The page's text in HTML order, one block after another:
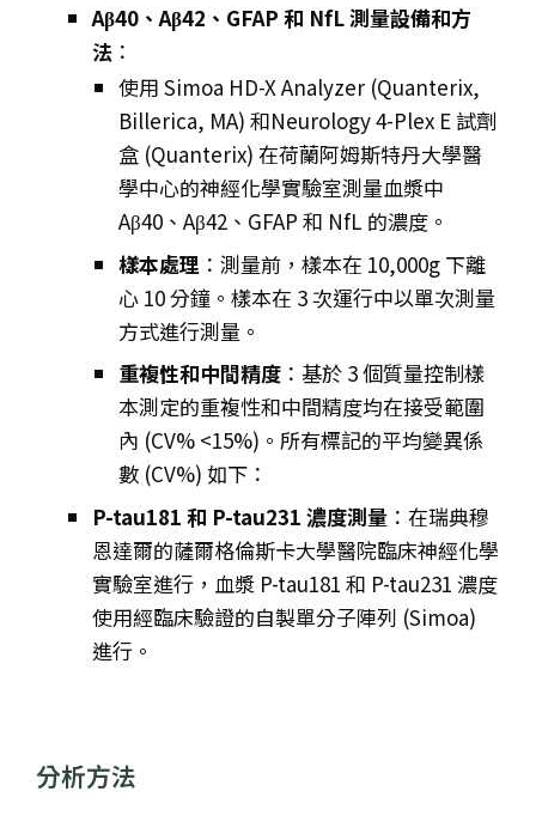
Aβ40、Aβ42、GFAP 和 NfL 測量設備和方
法 ：
使用 Simoa HD-X Analyzer (Quanterix,
Billerica, MA) 和Neurology 4-Plex E 試劑
盒 (Quanterix) 在荷蘭阿姆斯特丹大學醫
學中心的神經化學實驗室測量血漿中
Aβ40、Aβ42、GFAP 和 NfL 的濃度。
樣本處理 ：測量前，樣本在 10,000g 下離
心 10 分鐘。樣本在 3 次運行中以單次測量
方式進行測量。
重複性和中間精度 ：基於 3 個質量控制樣
本測定的重複性和中間精度均在接受範圍
內 (CV% <15%)。所有標記的平均變異係
數 (CV%) 如下：
P-tau181 和 P-tau231 濃度測量 ：在瑞典穆
恩達爾的薩爾格倫斯卡大學醫院臨床神經化學
實驗室進行，血漿 P-tau181 和 P-tau231 濃度
使用經臨床驗證的自製單分子陣列 (Simoa)
進行。
分析方法